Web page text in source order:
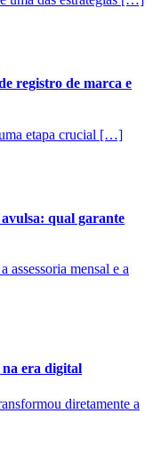
registro de marca e
etapa crucial […]
qual garante
assessoria mensal e a
na era digital
diretamente a